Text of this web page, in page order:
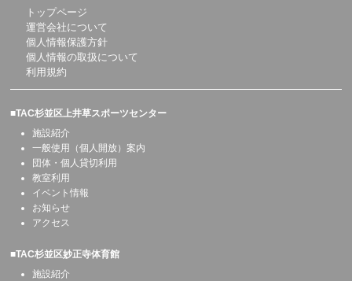
トップページ
運営会社について
個人情報保護方針
個人情報の取扱について
利用規約
■TAC杉並区上井草スポーツセンター
施設紹介
一般使用（個人開放）案内
団体・個人貸切利用
教室利用
イベント情報
お知らせ
アクセス
■TAC杉並区妙正寺体育館
施設紹介